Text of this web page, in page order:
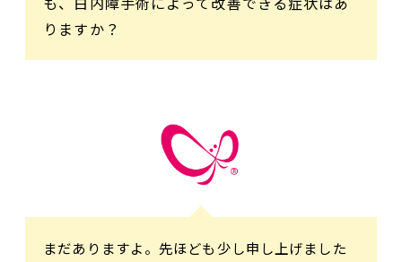
りますか？
まだありますよ。先ほども少し申し上げました